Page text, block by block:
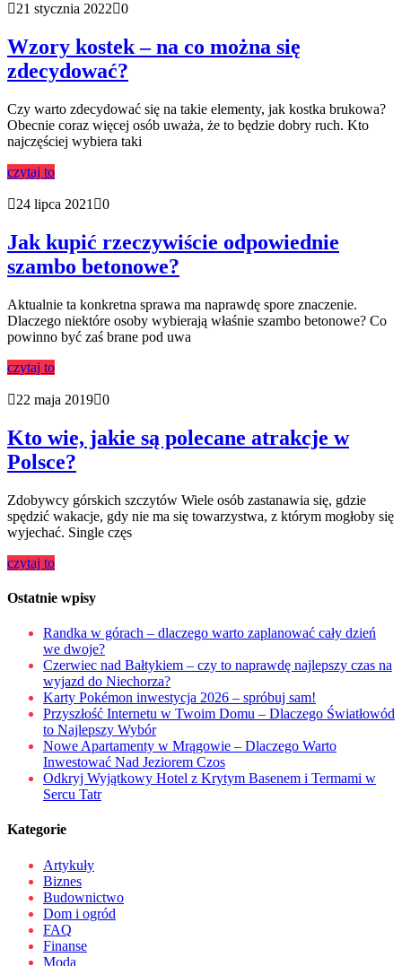
21 stycznia 2022 0
Wzory kostek – na co można się
zdecydować?
Czy warto zdecydować się na takie elementy, jak kostka brukowa?
Obecnie coraz więcej osób uważa, że to będzie dobry ruch. Kto
najczęściej wybiera taki
czytaj to
24 lipca 2021 0
Jak kupić rzeczywiście odpowiednie
szambo betonowe?
Aktualnie ta konkretna sprawa ma naprawdę spore znaczenie.
Dlaczego niektóre osoby wybierają właśnie szambo betonowe? Co
powinno być zaś brane pod uwa
czytaj to
22 maja 2019 0
Kto wie, jakie są polecane atrakcje w
Polsce?
Zdobywcy górskich szczytów Wiele osób zastanawia się, gdzie
spędzić wakacje, gdy nie ma się towarzystwa, z którym mogłoby się
wyjechać. Single częs
czytaj to
Ostatnie wpisy
Randka w górach – dlaczego warto zaplanować cały dzień
we dwoje?
Czerwiec nad Bałtykiem – czy to naprawdę najlepszy czas na
wyjazd do Niechorza?
Karty Pokémon inwestycja 2026 – spróbuj sam!
Przyszłość Internetu w Twoim Domu – Dlaczego Światłowód
to Najlepszy Wybór
Nowe Apartamenty w Mrągowie – Dlaczego Warto
Inwestować Nad Jeziorem Czos
Odkryj Wyjątkowy Hotel z Krytym Basenem i Termami w
Sercu Tatr
Kategorie
Artykuły
Biznes
Budownictwo
Dom i ogród
FAQ
Finanse
Moda